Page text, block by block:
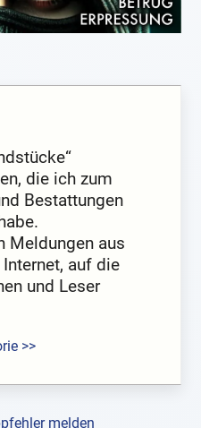
die ich zum
Bestattungen
Meldungen aus
auf die
und Leser
>>
melden